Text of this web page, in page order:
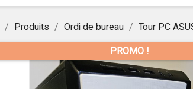
Produits Ordi de bureau
Tour PC
PROMO !